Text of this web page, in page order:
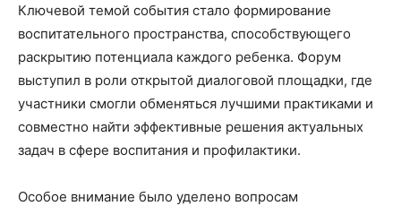
Ключевой темой события стало формирование
воспитательного пространства, способствующего
раскрытию потенциала каждого ребенка. Форум
выступил в роли открытой диалоговой площадки, где
участники смогли обменяться лучшими практиками и
совместно найти эффективные решения актуальных
задач в сфере воспитания и профилактики.
Особое внимание было уделено вопросам